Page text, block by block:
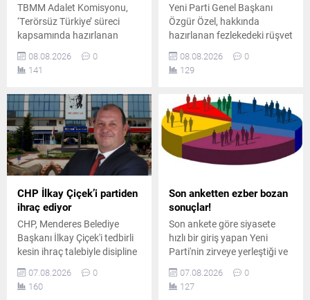
TBMM Adalet Komisyonu,
‘Terörsüz Türkiye’ süreci
kapsamında hazırlanan
çerçeve yasa teklifini
görüşmek üzere toplandı.
Toplantıda iktidar ve
arasında usul ve içerik
tartışmaları yaşandı.
08.08.2026
0
141
Yeni Parti Genel Başkanı
Özgür Özel, hakkında
hazırlanan fezlekedeki rüşvet
iddiasına tepki göstererek,
kurultay masrafları için para
verilmiş olsa bile bunun
savundu.
08.08.2026
0
129
CHP İlkay Çiçek’i partiden
ihraç ediyor
CHP, Menderes Belediye
Başkanı İlkay Çiçek'i tedbirli
kesin ihraç talebiyle disipline
ilkeleri ve örgüt disiplini
kapsamında yapılan
07.08.2026
0
160
Son anketten ezber bozan
sonuçlar!
Son ankete göre siyasete
hızlı bir giriş yapan Yeni
Parti'nin zirveye yerleştiği ve
aldığı ankette, CHP ve
MHP'nin yaşadığı tarihi oy
07.08.2026
0
127